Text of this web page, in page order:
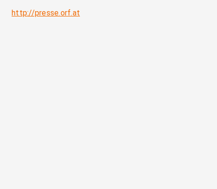
http://presse.orf.at